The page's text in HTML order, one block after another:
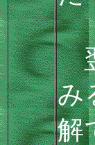
翌
み
解